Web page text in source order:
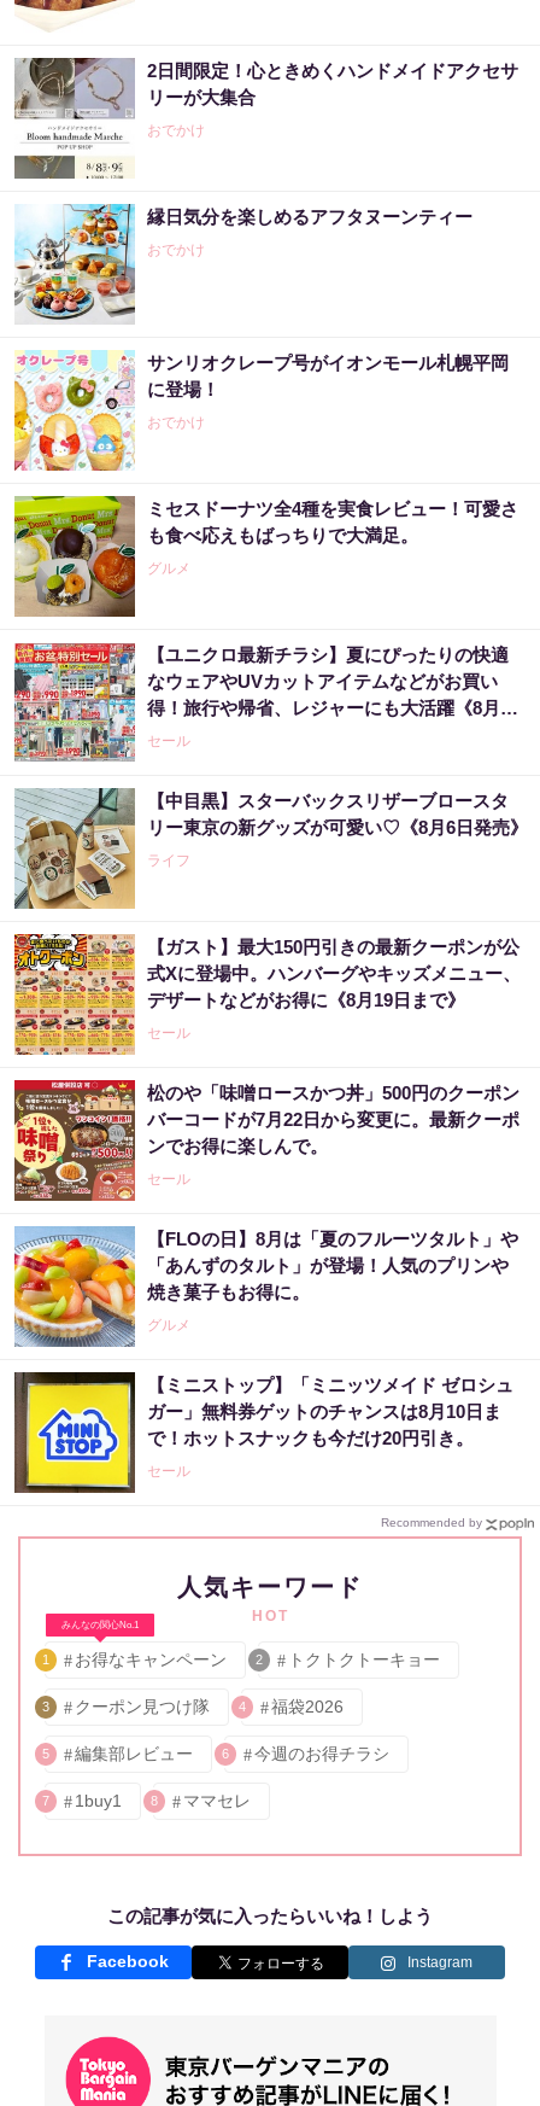
2日間限定！心ときめくハンドメイドアクセサ
リーが大集合
おでかけ
縁日気分を楽しめるアフタヌーンティー
おでかけ
サンリオクレープ号がイオンモール札幌平岡
に登場！
おでかけ
ミセスドーナツ全4種を実食レビュー！可愛さ
も食べ応えもばっちりで大満足。
グルメ
【ユニクロ最新チラシ】夏にぴったりの快適
なウェアやUVカットアイテムなどがお買い
得！旅行や帰省、レジャーにも大活躍《8月13
日まで》
セール
【中目黒】スターバックスリザーブロースタ
リー東京の新グッズが可愛い♡《8月6日発売》
ライフ
【ガスト】最大150円引きの最新クーポンが公
式Xに登場中。ハンバーグやキッズメニュー、
デザートなどがお得に《8月19日まで》
セール
松のや「味噌ロースかつ丼」500円のクーポン
バーコードが7月22日から変更に。最新クーポ
ンでお得に楽しんで。
セール
【FLOの日】8月は「夏のフルーツタルト」や
「あんずのタルト」が登場！人気のプリンや
焼き菓子もお得に。
グルメ
【ミニストップ】「ミニッツメイド ゼロシュ
ガー」無料券ゲットのチャンスは8月10日ま
で！ホットスナックも今だけ20円引き。
セール
Recommended by
人気キーワード
HOT
みんなの関心No.1
1 お得なキャンペーン 2 トクトクトーキョー
3 クーポン見つけ隊 4 福袋2026
5 編集部レビュー 6 今週のお得チラシ
7 1buy1 8 ママセレ
この記事が気に入ったらいいね！しよう
Facebook Instagram